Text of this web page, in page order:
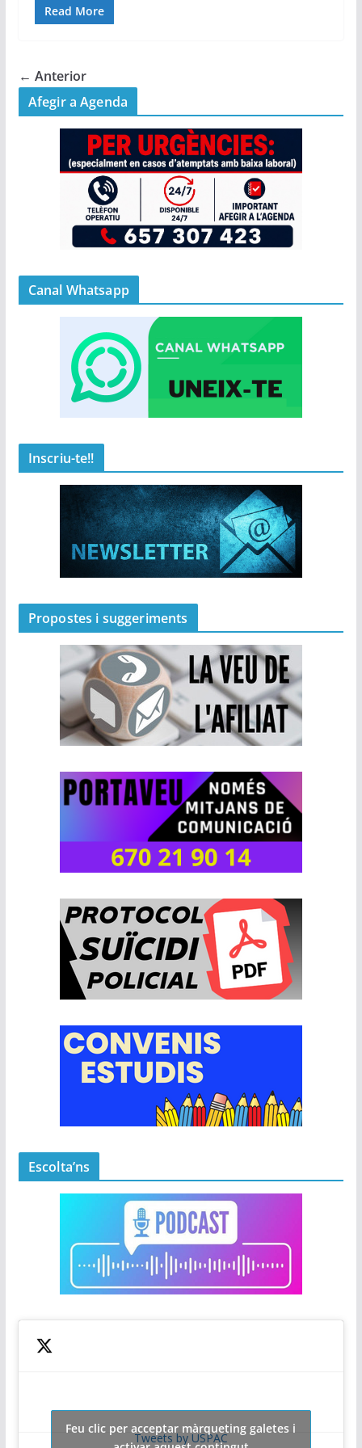
Read More
← Anterior
Afegir a Agenda
Canal Whatsapp
Inscriu-te!!
Propostes i suggeriments
Escolta’ns
Tweets by USPAC
Feu clic per acceptar màrqueting galetes i